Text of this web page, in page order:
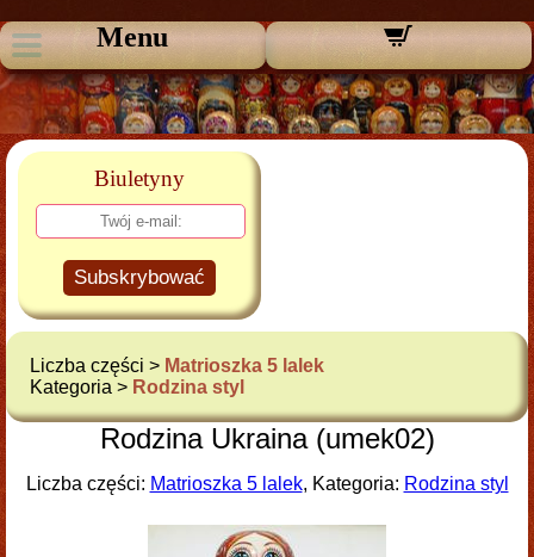
Menu
Biuletyny
Subskrybować
Liczba części > Matrioszka 5 lalek
Kategoria > Rodzina styl
Rodzina Ukraina (umek02)
Liczba części: Matrioszka 5 lalek, Kategoria: Rodzina styl